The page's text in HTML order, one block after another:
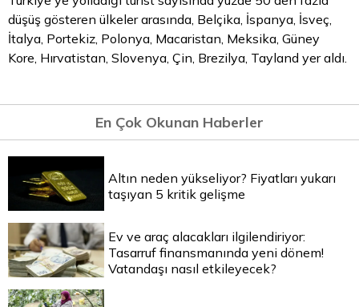
düşüş gösteren ülkeler arasında, Belçika, İspanya, İsveç,
İtalya, Portekiz, Polonya, Macaristan, Meksika, Güney
Kore, Hırvatistan, Slovenya, Çin, Brezilya, Tayland yer aldı.
En Çok Okunan Haberler
Altın neden yükseliyor? Fiyatları yukarı
taşıyan 5 kritik gelişme
Ev ve araç alacakları ilgilendiriyor:
Tasarruf finansmanında yeni dönem!
Vatandaşı nasıl etkileyecek?